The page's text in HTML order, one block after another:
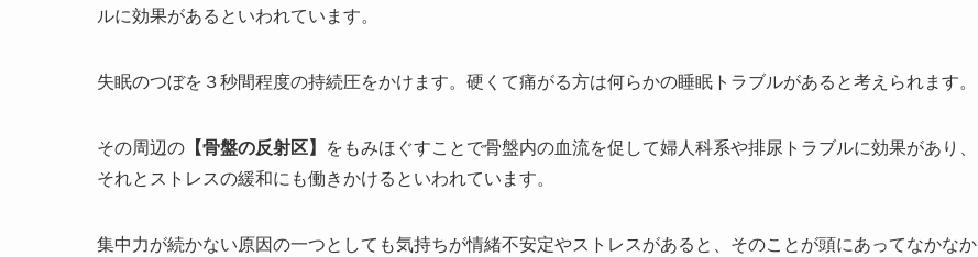
ルに効果があるといわれています。
失眠のつぼを３秒間程度の持続圧をかけます。硬くて痛がる方は何らかの睡眠トラブルがあると考えられます。
その周辺の 【骨盤の反射区】 をもみほぐすことで骨盤内の血流を促して婦人科系や排尿トラブルに効果があり、
それとストレスの緩和にも働きかけるといわれています。
集中力が続かない原因の一つとしても気持ちが情緒不安定やストレスがあると、そのことが頭にあってなかなか